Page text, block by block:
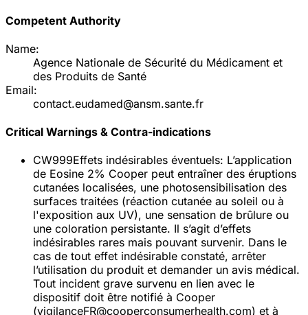
Competent Authority
Name:
Agence Nationale de Sécurité du Médicament et
des Produits de Santé
Email:
contact.eudamed@ansm.sante.fr
Critical Warnings & Contra-indications
CW999Effets indésirables éventuels: L’application
de Eosine 2% Cooper peut entraîner des éruptions
cutanées localisées, une photosensibilisation des
surfaces traitées (réaction cutanée au soleil ou à
l'exposition aux UV), une sensation de brûlure ou
une coloration persistante. Il s’agit d’effets
indésirables rares mais pouvant survenir. Dans le
cas de tout effet indésirable constaté, arrêter
l’utilisation du produit et demander un avis médical.
Tout incident grave survenu en lien avec le
dispositif doit être notifié à Cooper
(vigilanceFR@cooperconsumerhealth.com) et à